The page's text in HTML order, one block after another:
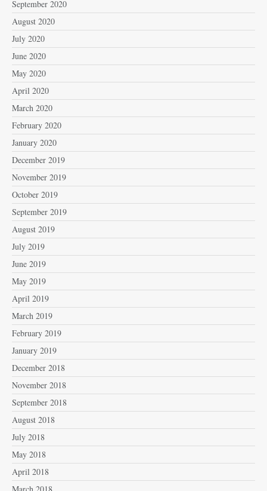
September 2020
August 2020
July 2020
June 2020
May 2020
April 2020
March 2020
February 2020
January 2020
December 2019
November 2019
October 2019
September 2019
August 2019
July 2019
June 2019
May 2019
April 2019
March 2019
February 2019
January 2019
December 2018
November 2018
September 2018
August 2018
July 2018
May 2018
April 2018